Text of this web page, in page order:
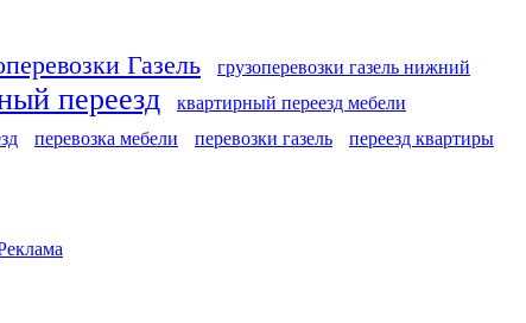
Газель
грузоперевозки газель нижний
переезд квартирный переезд мебели
перевозка мебели перевозки газель переезд квартиры